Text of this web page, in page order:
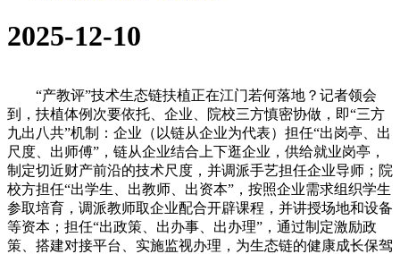
2025-12-10
“产教评”技术生态链扶植正在江门若何落地？记者领会
到，扶植体例次要依托、企业、院校三方慎密协做，即“三方
九出八共”机制：企业（以链从企业为代表）担任“出岗亭、出
尺度、出师傅”，链从企业结合上下逛企业，供给就业岗亭，
制定切近财产前沿的技术尺度，并调派手艺担任企业导师；院
校方担任“出学生、出教师、出资本”，按照企业需求组织学生
参取培育，调派教师取企业配合开辟课程，并讲授场地和设备
等资本；担任“出政策、出办事、出办理”，通过制定激励政
策、搭建对接平台、实施监视办理，为生态链的健康成长保驾